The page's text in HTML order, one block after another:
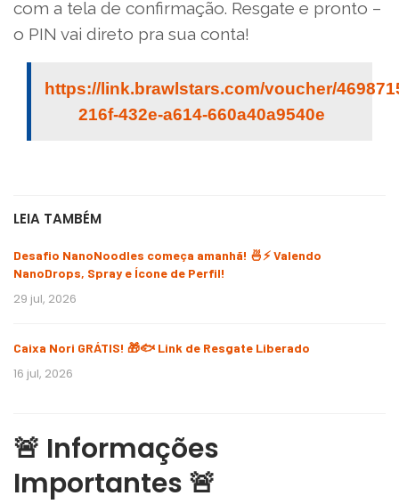
com a tela de confirmação. Resgate e pronto –
o PIN vai direto pra sua conta!
https://link.brawlstars.com/voucher/
216f-432e-a614-660a40a9540e
LEIA TAMBÉM
Desafio NanoNoodles começa amanhã! 🍜⚡ Valendo
NanoDrops, Spray e Ícone de Perfil!
29 jul, 2026
Caixa Nori GRÁTIS! 🎁🐟 Link de Resgate Liberado
16 jul, 2026
🚨 Informações
Importantes 🚨